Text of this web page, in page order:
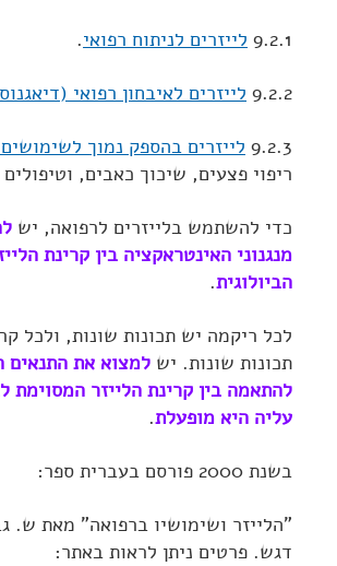
9.2.1 לייזרים לניתוח רפואי.
9.2.2 לייזרים לאיבחון רפואי
9.2.3 לייזרים בהספק נמוך
ריפוי פצעים, שיכוך כאבים,
כדי להשתמש בלייזרים לרפואה, יש
מנגנוני האינטראקציה בין קרינת
הביולוגית.
לכל ריקמה יש תכונות שונות, ולכל
תכונות שונות. יש למצוא את התנאים
להתאמה בין קרינת הלייזר המסוימת
עליה היא מופעלת.
בשנת 2000 פורסם בעברית ספר:
"הלייזר ושימושיו ברפואה" מאת ש.
דגש. פרטים ניתן לראות באתר: